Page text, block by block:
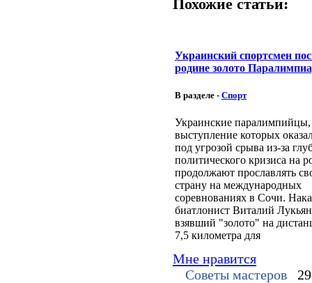
Похожие статьи:
Украинский спортсмен
родине золото
В разделе - Спорт
Украинские паралимпийцы,
выступление которых
под угрозой срыва из-за
политического кризиса на
продолжают прославлять
страну на международных
соревнованиях в Сочи.
биатлонист Виталий
взявший "золото" на
7,5 километра для
Мне нравится
Советы мастеров